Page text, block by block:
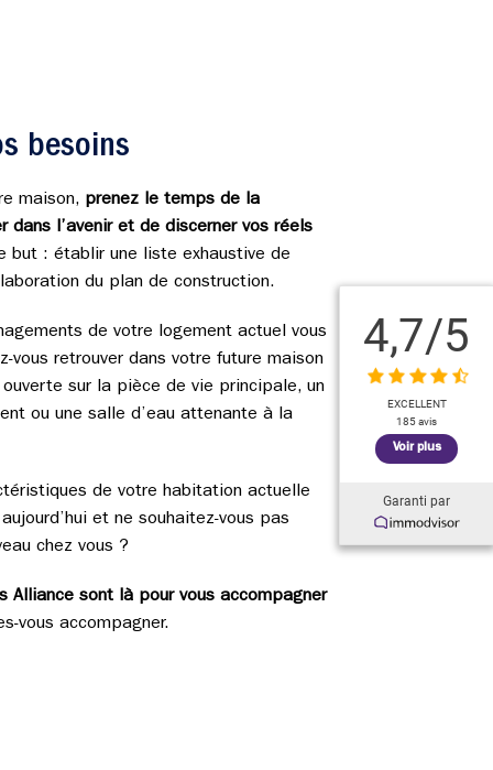
besoins
maison, prenez le temps de la
dans l’avenir et de discerner vos réels
but : établir une liste exhaustive de
du plan de construction.
de votre logement actuel vous
vous retrouver dans votre future maison
sur la pièce de vie principale, un
ou une salle d’eau attenante à la
de votre habitation actuelle
et ne souhaitez-vous pas
chez vous ?
Alliance sont là pour vous accompagner
vous accompagner.
4,7/5
EXCELLENT
185 avis
Voir plus
Garanti par